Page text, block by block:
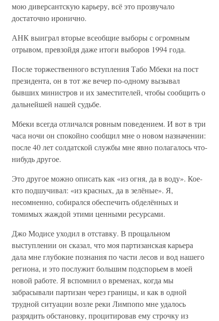
мою диверсантскую карьеру, всё это прозвучало
достаточно иронично.
АНК выиграл вторые всеобщие выборы с огромным
отрывом, превзойдя даже итоги выборов 1994 года.
После торжественного вступления Табо Мбеки на пост
президента, он в тот же вечер по-одному вызывал
бывших министров и их заместителей, чтобы сообщить о
дальнейшей нашей судьбе.
Мбеки всегда отличался ровным поведением. И вот в три
часа ночи он спокойно сообщил мне о новом назначении:
после 40 лет солдатской службы мне явно полагалось что-
нибудь другое.
Это другое можно описать как «из огня, да в воду». Кое-
кто подшучивал: «из красных, да в зелёные». Я,
несомненно, собирался обеспечить обделённых и
томимых жаждой этими ценными ресурсами.
Джо Модисе уходил в отставку. В прощальном
выступлении он сказал, что моя партизанская карьера
дала мне глубокие познания по части лесов и вод нашего
региона, и это послужит большим подспорьем в моей
новой работе. Я вспомнил о временах, когда мы
забрасывали партизан через границы, и как в одной
трудной ситуации возле реки Лимпопо мне удалось
разрядить обстановку, процитировав ему строчку из